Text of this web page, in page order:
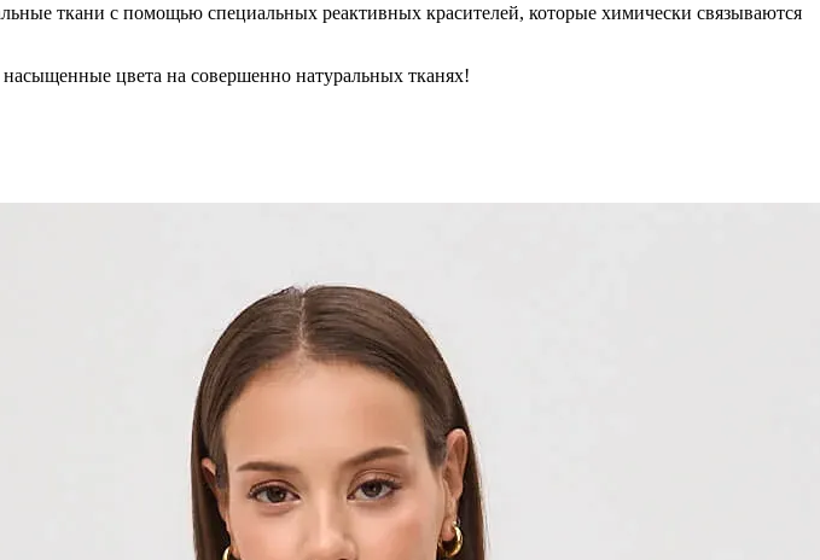
ткани с помощью специальных реактивных красителей, которые химически связываются
цвета на совершенно натуральных тканях!